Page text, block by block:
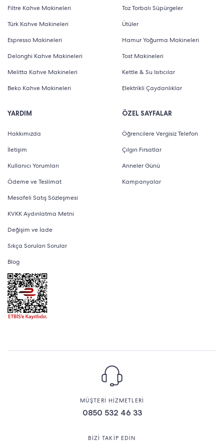
Filtre Kahve Makineleri
Türk Kahve Makineleri
Espresso Makineleri
Delonghi Kahve Makineleri
Melitta Kahve Makineleri
Beko Kahve Makineleri
YARDIM
Hakkımızda
İletişim
Kullanıcı Yorumları
Ödeme ve Teslimat
Mesafeli Satış Sözleşmesi
KVKK Aydınlatma Metni
Değişim ve İade
Sıkça Sorulan Sorular
Blog
Toz Torbalı Süpürgeler
Ütüler
Hamur Yoğurma Makineleri
Tost Makineleri
Kettle & Su Isıtıcılar
Elektrikli Çaydanlıklar
ÖZEL SAYFALAR
Öğrencilere Vergisiz Telefon
Çılgın Fırsatlar
Anneler Günü
Kampanyalar
MÜŞTERİ HİZMETLERİ
0850 532 46 33
BİZİ TAKİP EDİN